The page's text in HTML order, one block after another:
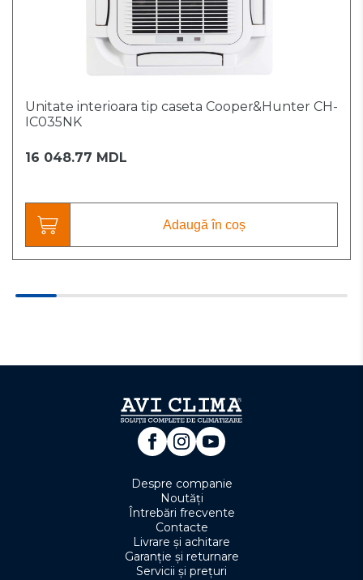
Unitate interioara tip caseta Cooper&Hunter CH-
IC035NK
16 048.77 MDL
Adaugă în coș
Despre companie
Noutăți
Întrebări frecvente
Contacte
Livrare și achitare
Garanție și returnare
Servicii și prețuri